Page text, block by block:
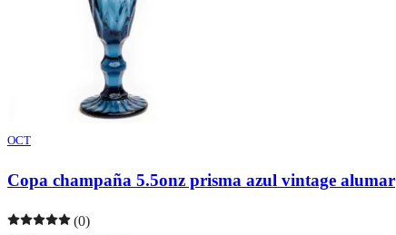
OCT
Copa champaña 5.5onz prisma azul vintage alumar
(0)